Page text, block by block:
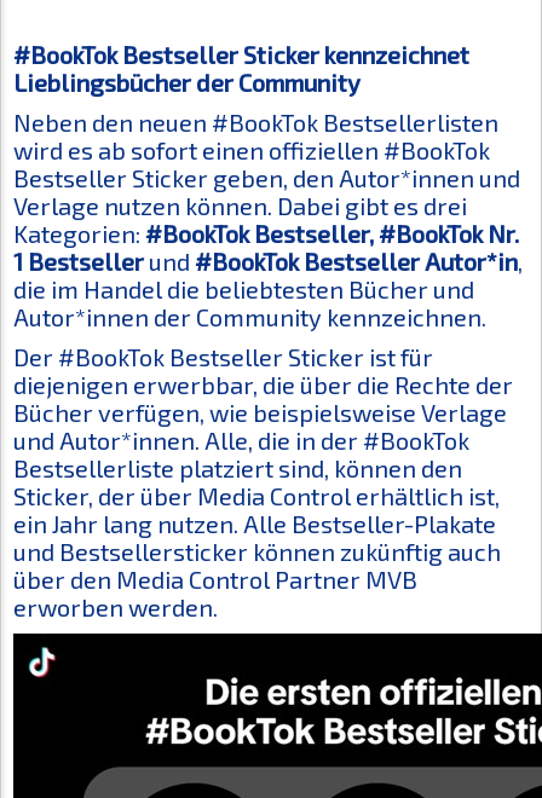
#BookTok Bestseller Sticker kennzeichnet
Lieblingsbücher der Community
Neben den neuen #BookTok Bestsellerlisten
wird es ab sofort einen offiziellen #BookTok
Bestseller Sticker geben, den Autor*innen und
Verlage nutzen können. Dabei gibt es drei
Kategorien: #BookTok Bestseller, #BookTok Nr.
1 Bestsellerund #BookTok Bestseller Autor*in,
die im Handel die beliebtesten Bücher und
Autor*innen der Community kennzeichnen.
Der #BookTok Bestseller Sticker ist für
diejenigen erwerbbar, die über die Rechte der
Bücher verfügen, wie beispielsweise Verlage
und Autor*innen. Alle, die in der #BookTok
Bestsellerliste platziert sind, können den
Sticker, der über Media Control erhältlich ist,
ein Jahr lang nutzen. Alle Bestseller-Plakate
und Bestsellersticker können zukünftig auch
über den Media Control Partner MVB
erworben werden.